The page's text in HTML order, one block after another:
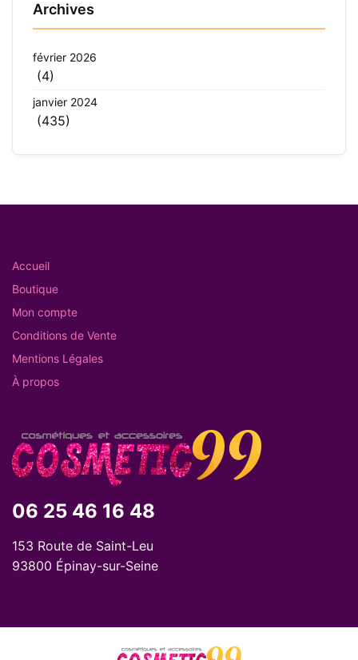
Archives
février 2026
(4)
janvier 2024
(435)
Accueil
Boutique
Mon compte
Conditions de Vente
Mentions Légales
À propos
06 25 46 16 48
153 Route de Saint-Leu
93800 Épinay-sur-Seine